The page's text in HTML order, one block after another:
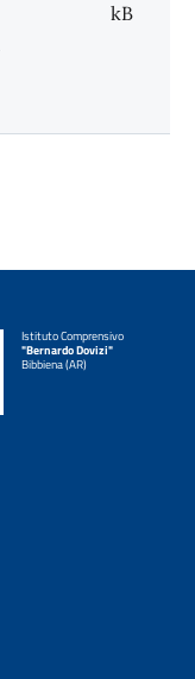
kB
Istituto Comprensivo
"Bernardo Dovizi"
Bibbiena (AR)